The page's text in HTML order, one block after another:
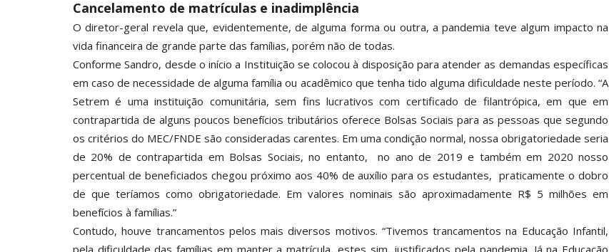
Cancelamento de matrículas e inadimplência
O diretor-geral revela que, evidentemente, de alguma forma ou outra, a pandemia teve algum impacto na
vida financeira de grande parte das famílias, porém não de todas.
Conforme Sandro, desde o início a Instituição se colocou à disposição para atender as demandas específicas
em caso de necessidade de alguma família ou acadêmico que tenha tido alguma dificuldade neste período. “A
Setrem é uma instituição comunitária, sem fins lucrativos com certificado de filantrópica, em que em
contrapartida de alguns poucos benefícios tributários oferece Bolsas Sociais para as pessoas que segundo
os critérios do MEC/FNDE são consideradas carentes. Em uma condição normal, nossa obrigatoriedade seria
de 20% de contrapartida em Bolsas Sociais, no entanto, no ano de 2019 e também em 2020 nosso
percentual de beneficiados chegou próximo aos 40% de auxílio para os estudantes, praticamente o dobro
de que teríamos como obrigatoriedade. Em valores nominais são aproximadamente R$ 5 milhões em
benefícios à famílias.”
Contudo, houve trancamentos pelos mais diversos motivos. “Tivemos trancamentos na Educação Infantil,
pela dificuldade das famílias em manter a matrícula, estes sim, justificados pela pandemia. Já na Educação